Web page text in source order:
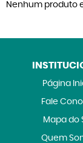
Nenhum produto
Página
Fale
Mapa do
Quem